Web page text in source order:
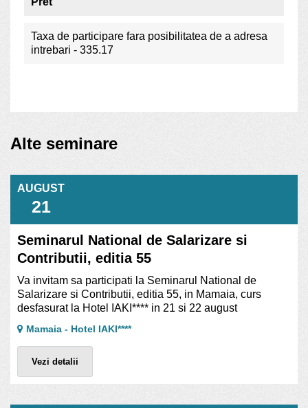
Taxa de participare fara posibilitatea de a adresa
intrebari - 335.17
Alte seminare
AUGUST
21
Seminarul National de Salarizare si
Contributii, editia 55
Va invitam sa participati la Seminarul National de
Salarizare si Contributii, editia 55, in Mamaia, curs
desfasurat la Hotel IAKI**** in 21 si 22 august
Mamaia - Hotel IAKI****
Vezi detalii